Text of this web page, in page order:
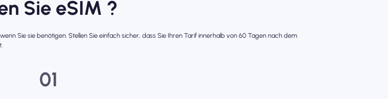
Sie eSIM ?
Sie sie benötigen. Stellen Sie einfach sicher, dass Sie Ihren Tarif innerhalb von 60 Tagen nach dem
01